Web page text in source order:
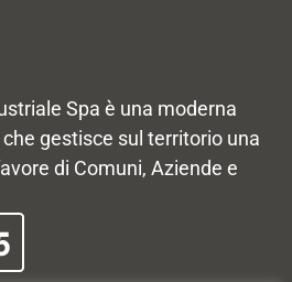
Spa è una moderna
gestisce sul territorio una
di Comuni, Aziende e